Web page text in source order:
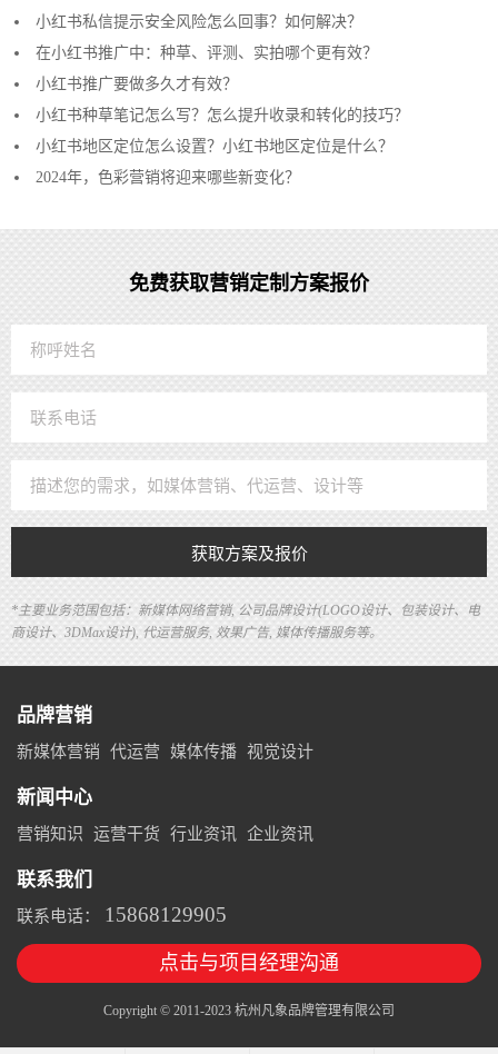
小红书私信提示安全风险怎么回事？如何解决？
在小红书推广中：种草、评测、实拍哪个更有效？
小红书推广要做多久才有效？
小红书种草笔记怎么写？怎么提升收录和转化的技巧？
小红书地区定位怎么设置？小红书地区定位是什么？
2024年，色彩营销将迎来哪些新变化？
免费获取营销定制方案报价
获取方案及报价
*主要业务范围包括：新媒体网络营销, 公司品牌设计(LOGO设计、包装设计、电
商设计、3DMax设计), 代运营服务, 效果广告, 媒体传播服务等。
品牌营销
新媒体营销 代运营 媒体传播 视觉设计
新闻中心
营销知识 运营干货 行业资讯 企业资讯
联系我们
联系电话： 15868129905
点击与项目经理沟通
Copyright © 2011-2023 杭州凡象品牌管理有限公司